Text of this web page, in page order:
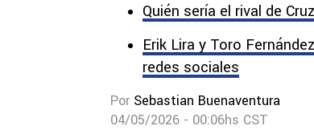
Quién sería el rival de
Erik Lira y Toro
redes sociales
Por Sebastian Buenaventura
04/05/2026 - 00:06hs CST